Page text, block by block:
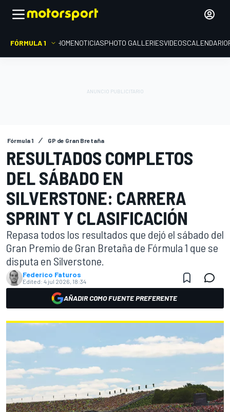
FÓRMULA 1 HOMENOTICIASPHOTO GALLERIESVIDEOSCALENDARIO
Fórmula 1 GP de Gran Bretaña
RESULTADOS COMPLETOS
DEL SÁBADO EN
SILVERSTONE: CARRERA
SPRINT Y CLASIFICACIÓN
Repasa todos los resultados que dejó el sábado del
Gran Premio de Gran Bretaña de Fórmula 1 que se
disputa en Silverstone.
Federico Faturos
Edited: 4 jul 2026, 18:34
AÑADIR COMO FUENTE PREFERENTE